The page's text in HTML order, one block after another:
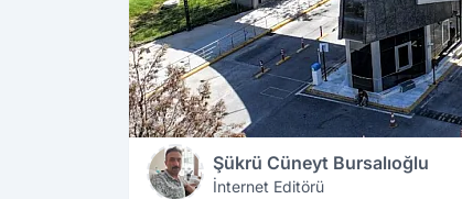
Şükrü Cüneyt Bursalıoğlu
İnternet Editörü